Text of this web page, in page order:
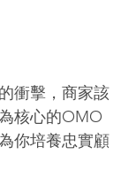
衝擊，商家該
核心的OMO
你培養忠實顧